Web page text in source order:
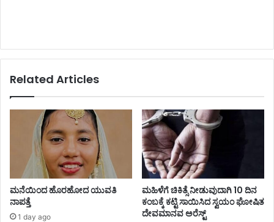
Related Articles
ಮನೆಯಿಂದ ಹೊರಹೋದ ಯುವತಿ
ನಾಪತ್ತೆ
1 day ago
ಮಹಿಳೆಗೆ ಚಿಕಿತ್ಸೆ ನೀಡುವುದಾಗಿ 10 ದಿನ
ಕಂಬಕ್ಕೆ ಕಟ್ಟಿ ಸಾಯಿಸಿದ ಸ್ವಯಂ ಘೋಷಿತ
ದೇವಮಾನವ ಅರೆಸ್ಟ್